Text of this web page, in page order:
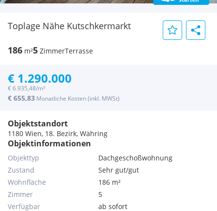
Toplage Nähe Kutschkermarkt
186 m²5 ZimmerTerrasse
€ 1.290.000
€ 6.935,48/m²
€ 655,83 Monatliche Kosten (inkl. MWSt)
Objektstandort
1180 Wien, 18. Bezirk, Währing
Objektinformationen
Objekttyp
Dachgeschoßwohnung
Zustand
Sehr gut/gut
Wohnfläche
186 m²
Zimmer
5
Verfügbar
ab sofort